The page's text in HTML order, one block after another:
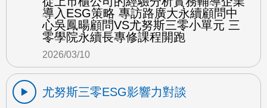
導入ESG策略 專訪路廣大永續顧問中
心吳鳳暘顧問VS尤努斯三零小單元 三
零學院永續長專修課程開跑
2026/03/10
尤努斯三零ESG影響力對談